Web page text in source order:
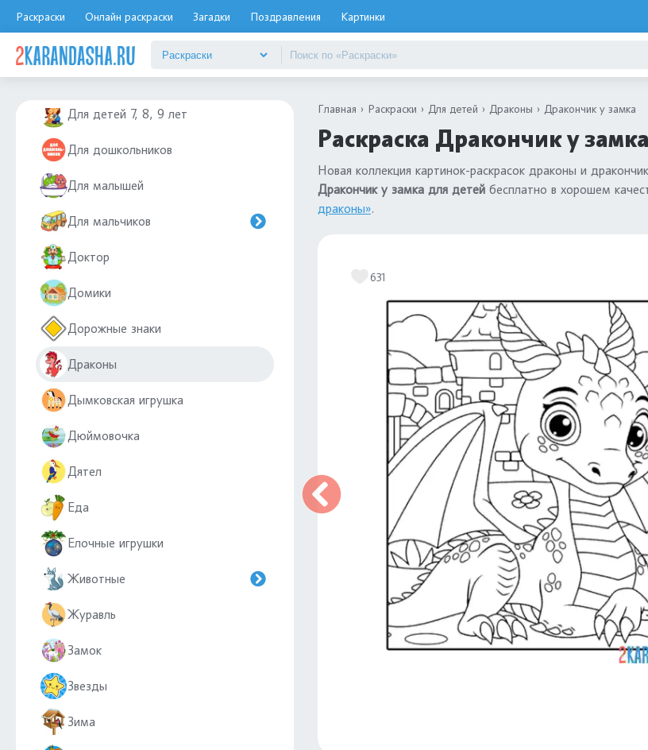
Раскраски Онлайн раскраски Загадки Поздравления Картинки
Для детей 6-7 лет
Для детей 7, 8, 9 лет
Для дошкольников
Для малышей
Для мальчиков
Доктор
Домики
Дорожные знаки
Драконы
Дымковская игрушка
Дюймовочка
Дятел
Еда
Елочные игрушки
Животные
Журавль
Замок
Звезды
Зима
Главная Раскраски Для детей Драконы Дракончик у замка
Раскраска Дракончик у
Новая коллекция картинок-раскрасок драконы и
Дракончик у замка для детей бесплатно в хорошем
драконы».
631